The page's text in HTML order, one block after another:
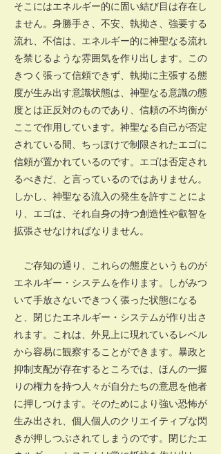
そこにはエネルギー的に固い結び目は存在し
ません。身勝手さ、不安、執拗さ、強要する
流れ、不信は、エネルギー的に神聖なる流れ
を禁じるような雰囲気を作り出します。この
きつく張って信頼できず、執拗に主張する態
度が生み出す意識状態は、神聖なる意識の態
度とは正反対のものであり、信頼の不均衡が
ここで作用しています。神聖なる自己が否定
されている間、ちっぽけで制限されたエゴに
信頼が置かれているのです。エゴは否定され
るべきだ、と言っているのではありません。
しかし、神聖なる流入の発生を許すことによ
り、エゴは、それ自身の持つ創造性や叡智を
拡張させなければなりません。
ご存知の通り、これらの態度というものが
エネルギー・システムを作ります。しがみつ
いて手放さないできつく張った状態になる
と、閉じたエネルギー・システムが作り出さ
れます。これは、外見上に現れているレベル
から容易に観察することができます。暴政と
抑制支配が存在するところでは、ほんの一握
りの権力を持つ人々が自分たちの意思を他者
に押しつけます。そのためにより強い恐怖が
生み出され、個人個人のクリエイティブな閃
きが押しつぶされてしまうのです。閉じたエ